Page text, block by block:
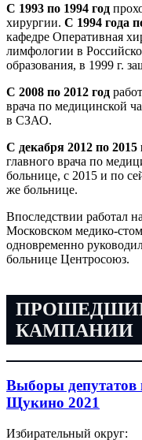
С 1993 по 1994 год
хирургии. С 1994 года
кафедре Оперативная
лимфологии в
образования, в 1999 г.
С 2008 по 2012 год
врача по медицинской
в СЗАО.
С декабря 2012 по 2015
главного врача по
больнице, с 2015 и по
же больнице.
Впоследствии работал
Московском медико-
одновременно
больнице Центросоюз.
КАМПАНИИ
Выборы депутатов
Щукино 2021
Избирательный округ: